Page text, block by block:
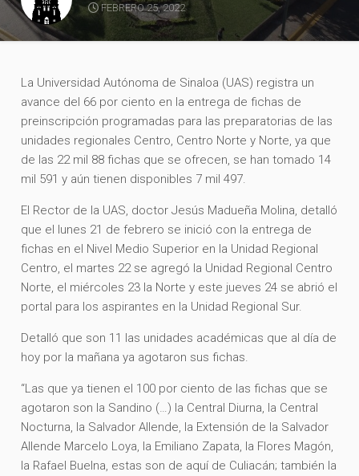
FEBRERO 25, 2022
La Universidad Autónoma de Sinaloa (UAS) registra un
avance del 66 por ciento en la entrega de fichas de
preinscripción programadas para las preparatorias de las
unidades regionales Centro, Centro Norte y Norte, ya que
de las 22 mil 88 fichas que se ofrecen, se han tomado 14
mil 591 y aún tienen disponibles 7 mil 497.
El Rector de la UAS, doctor Jesús Madueña Molina, detalló
que el lunes 21 de febrero se inició con la entrega de
fichas en el Nivel Medio Superior en la Unidad Regional
Centro, el martes 22 se agregó la Unidad Regional Centro
Norte, el miércoles 23 la Norte y este jueves 24 se abrió el
portal para los aspirantes en la Unidad Regional Sur.
Detalló que son 11 las unidades académicas que al día de
hoy por la mañana ya agotaron sus fichas.
“Las que ya tienen el 100 por ciento de las fichas que se
agotaron son la Sandino (…) la Central Diurna, la Central
Nocturna, la Salvador Allende, la Extensión de la Salvador
Allende Marcelo Loya, la Emiliano Zapata, la Flores Magón,
la Rafael Buelna, estas son de aquí de Culiacán; también la